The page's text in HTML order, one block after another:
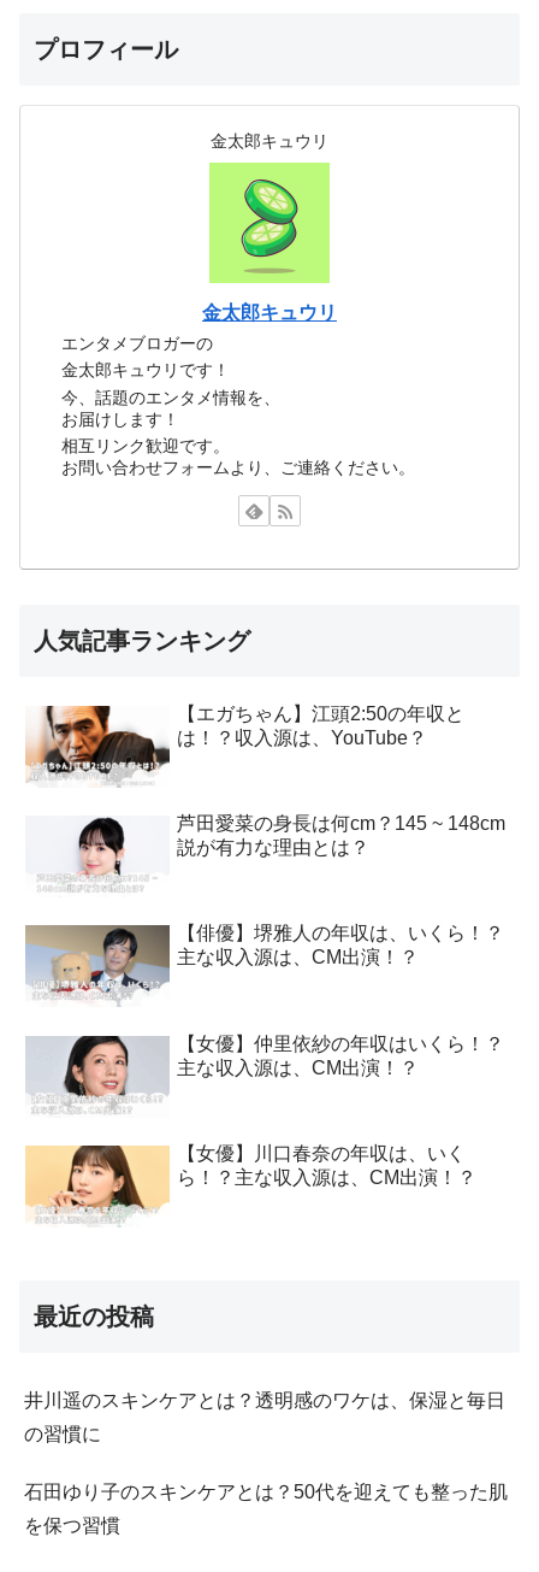
プロフィール
金太郎キュウリ
金太郎キュウリ
エンタメブロガーの
金太郎キュウリです！
今、話題のエンタメ情報を、
お届けします！
相互リンク歓迎です。
お問い合わせフォームより、ご連絡ください。
人気記事ランキング
【エガちゃん】江頭2:50の年収と
は！？収入源は、YouTube？
芦田愛菜の身長は何cm？145 ~ 148cm
説が有力な理由とは？
【俳優】堺雅人の年収は、いくら！？
主な収入源は、CM出演！？
【女優】仲里依紗の年収はいくら！？
主な収入源は、CM出演！？
【女優】川口春奈の年収は、いく
ら！？主な収入源は、CM出演！？
最近の投稿
井川遥のスキンケアとは？透明感のワケは、保湿と毎日
の習慣に
石田ゆり子のスキンケアとは？50代を迎えても整った肌
を保つ習慣